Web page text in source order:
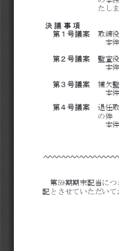
たし
決議事項
第１号議案
取締
本件
第２号議案
監査
本件
第３号議案
補欠
本件
第４号議案
退任
の件
本件
第59期期末配当に
配とさせていただいて